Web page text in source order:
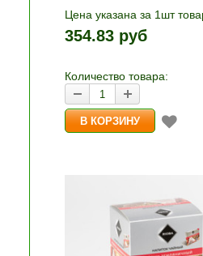
Цена указана за 1шт
1шт прибавляется
и «-». Выберите нужное
корзину»
354.83 руб
Количество товара: